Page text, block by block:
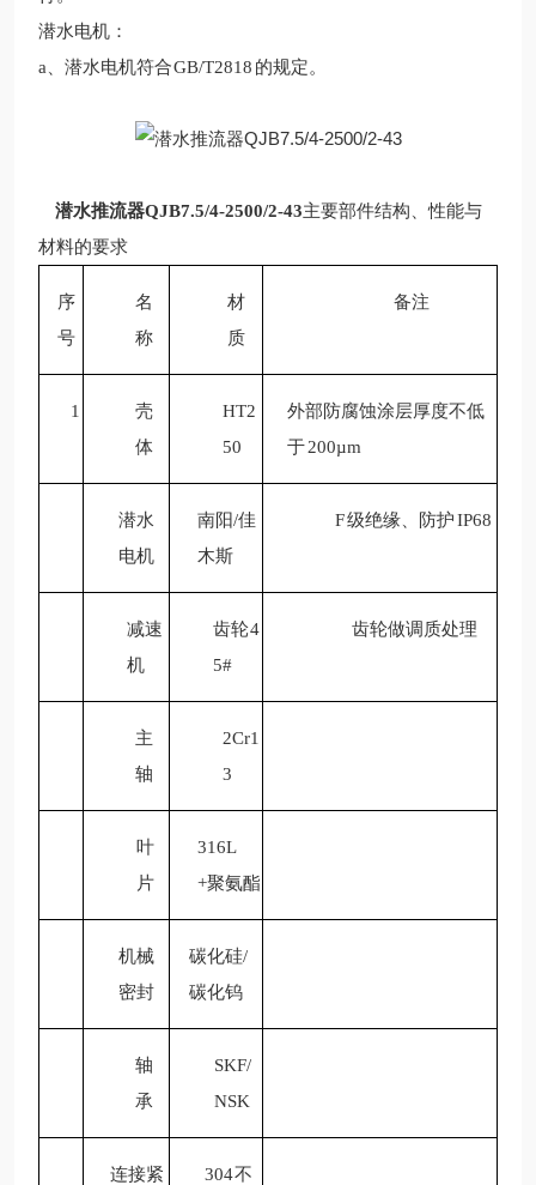
潜水电机：
a、潜水电机符合GB/T2818 的规定。
潜水推流器QJB7.5/4-2500/2-43主要部件结构、性能与
材料的要求
序
号
名
称
材
质
备注
1
壳
体
HT2
50
外部防腐蚀涂层厚度不低
于200µm
潜水
电机
南阳/佳
木斯
F级绝缘、防护IP68
减速
机
齿轮4
5#
齿轮做调质处理
主
轴
2Cr1
3
叶
片
316L
+聚氨酯
机械
密封
碳化硅/
碳化钨
轴
承
SKF/
NSK
连接紧
304不